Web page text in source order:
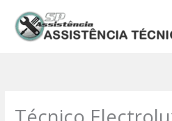
para